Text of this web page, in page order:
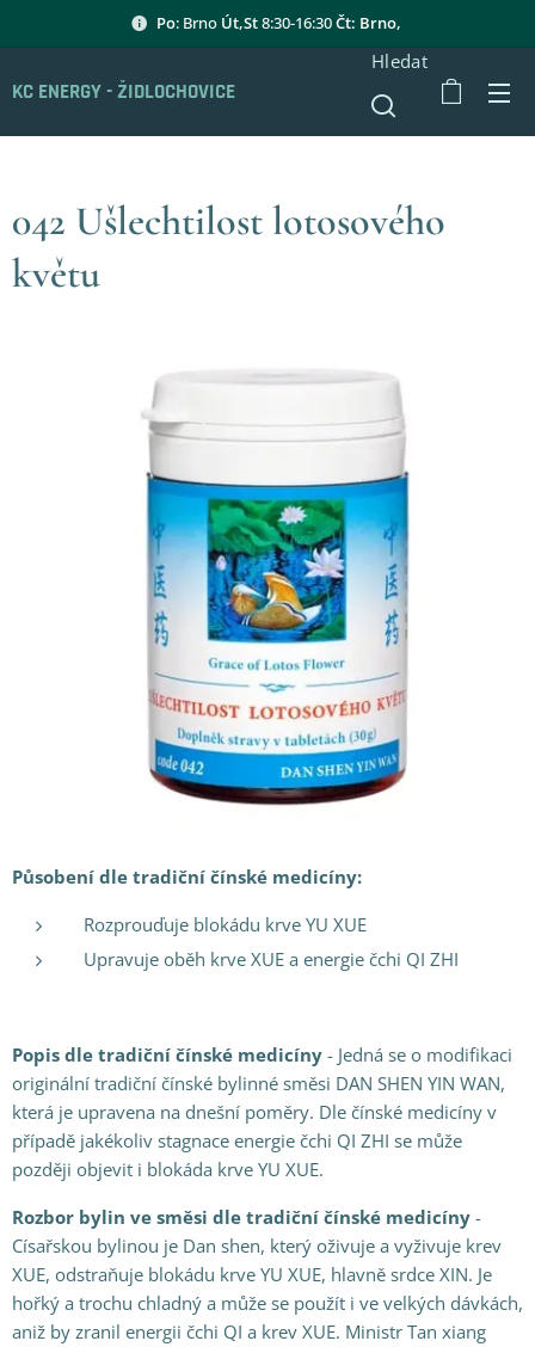
Po: Brno Út,St8:30-16:30Čt: Brno,
KC ENERGY - ŽIDLOCHOVICE
Hledat
042 Ušlechtilost lotosového
květu
Působení dle tradiční čínské medicíny:
Rozprouďuje blokádu krve YU XUE
Upravuje oběh krve XUE a energie čchi QI ZHI
Popis dle tradiční čínské medicíny - Jedná se o modifikaci
originální tradiční čínské bylinné směsi DAN SHEN YIN WAN,
která je upravena na dnešní poměry. Dle čínské medicíny v
případě jakékoliv stagnace energie čchi QI ZHI se může
později objevit i blokáda krve YU XUE.
Rozbor bylin ve směsi dle tradiční čínské medicíny -
Císařskou bylinou je Dan shen, který oživuje a vyživuje krev
XUE, odstraňuje blokádu krve YU XUE, hlavně srdce XIN. Je
hořký a trochu chladný a může se použít i ve velkých dávkách,
aniž by zranil energii čchi QI a krev XUE. Ministr Tan xiang